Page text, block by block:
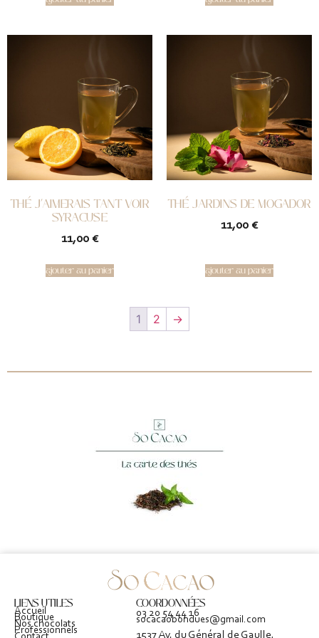
THÉ J’AIMERAIS TANT VOIR
SYRACUSE
11,00 €
ajouter au panier
THÉ JARDINS DE MOGADOR
11,00 €
ajouter au panier
1 2 →
LIENS UTILES
Accueil
Boutique
Nos chocolats
Professionnels
COORDONNÉES
03 20 54 44 16
socacaobondues@gmail.com
1537 Av. du Général de Gaulle,